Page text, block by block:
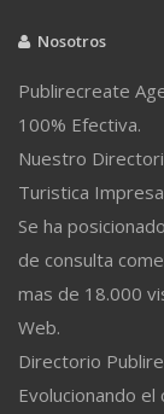
Nosotros
Publirecreate
100% Efectiva.
Nuestro
Turistica
Se ha
de consulta
mas de 18.000
Web.
Directorio
Evolucionando